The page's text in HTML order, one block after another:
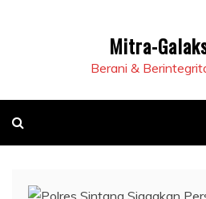
Mitra-
Berani &